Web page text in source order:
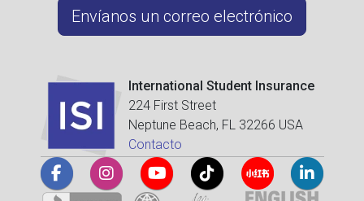
Envíanos un correo electrónico
International Student Insurance
224 First Street
Neptune Beach, FL 32266 USA
Contacto